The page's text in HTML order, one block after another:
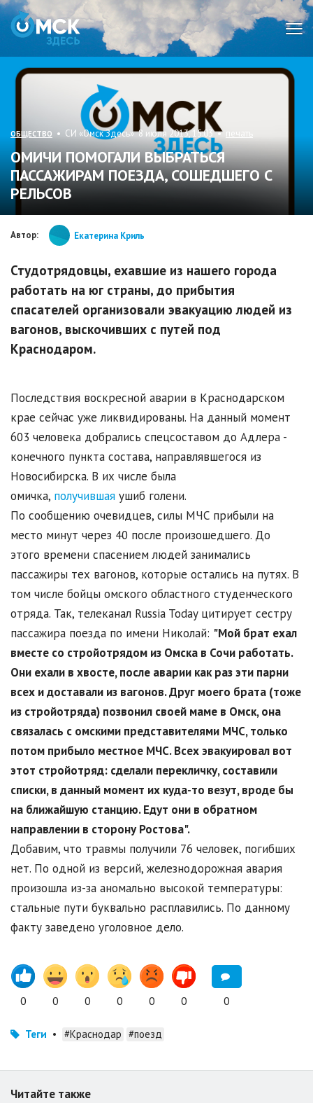
ОБЩЕСТВО • СИ «Омск Здесь» 8 июля 2013, 15:03 • печать
ОМИЧИ ПОМОГАЛИ ВЫБРАТЬСЯ
ПАССАЖИРАМ ПОЕЗДА, СОШЕДШЕГО С
РЕЛЬСОВ
Автор: Екатерина Криль
Студотрядовцы, ехавшие из нашего города
работать на юг страны, до прибытия
спасателей организовали эвакуацию людей из
вагонов, выскочивших с путей под
Краснодаром.
Последствия воскресной аварии в Краснодарском
крае сейчас уже ликвидированы. На данный момент
603 человека добрались спецсоставом до Адлера -
конечного пункта состава, направлявшегося из
Новосибирска. В их числе была
омичка, получившая ушиб голени.
По сообщению очевидцев, силы МЧС прибыли на
место минут через 40 после произошедшего. До
этого времени спасением людей занимались
пассажиры тех вагонов, которые остались на путях. В
том числе бойцы омского областного студенческого
отряда. Так, телеканал Russia Today цитирует сестру
пассажира поезда по имени Николай: "Мой брат ехал
вместе со стройотрядом из Омска в Сочи работать.
Они ехали в хвосте, после аварии как раз эти парни
всех и доставали из вагонов. Друг моего брата (тоже
из стройотряда) позвонил своей маме в Омск, она
связалась с омскими представителями МЧС, только
потом прибыло местное МЧС. Всех эвакуировал вот
этот стройотряд: сделали перекличку, составили
списки, в данный момент их куда-то везут, вроде бы
на ближайшую станцию. Едут они в обратном
направлении в сторону Ростова".
Добавим, что травмы получили 76 человек, погибших
нет. По одной из версий, железнодорожная авария
произошла из-за аномально высокой температуры:
стальные пути буквально расплавились. По данному
факту заведено уголовное дело.
0 0 0 0 0 0 0
Теги • #Краснодар #поезд
Читайте также